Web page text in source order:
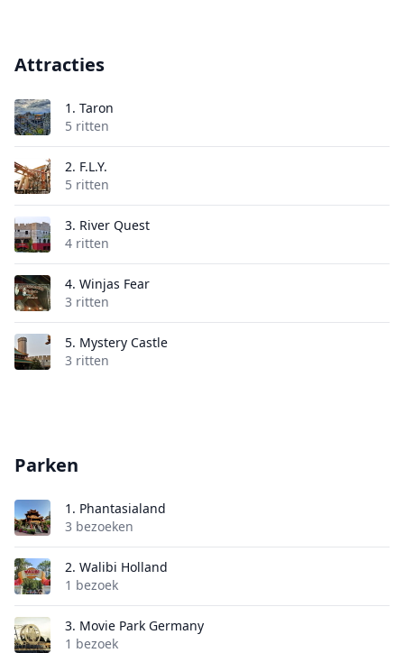
Attracties
1. Taron
5 ritten
2. F.L.Y.
5 ritten
3. River Quest
4 ritten
4. Winjas Fear
3 ritten
5. Mystery Castle
3 ritten
Parken
1. Phantasialand
3 bezoeken
2. Walibi Holland
1 bezoek
3. Movie Park Germany
1 bezoek